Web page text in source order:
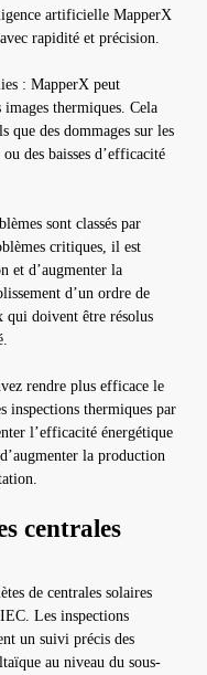
artificielle MapperX
rapidité et précision.
: MapperX peut
thermiques. Cela
que des dommages sur les
des baisses d’efficacité
sont classés par
critiques, il est
et d’augmenter la
d’un ordre de
qui doivent être résolus
rendre plus efficace le
inspections thermiques par
l’efficacité énergétique
la production
centrales
de centrales solaires
Les inspections
un suivi précis des
au niveau du sous-